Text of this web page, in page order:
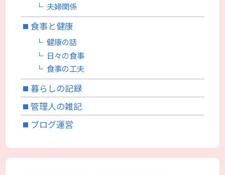
夫婦関係
食事と健康
健康の話
日々の食事
食事の工夫
暮らしの記録
管理人の雑記
ブログ運営